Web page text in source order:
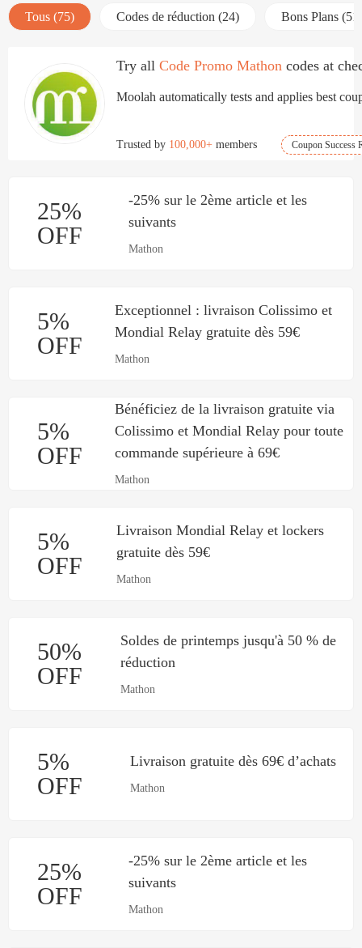
Tous (75) Codes de réduction (24) Bons Plans (51)
Try all Code Promo Mathon codes at
Moolah automatically tests and applies best
Trusted by 100,000+ members Coupon Success
25%
OFF
-25% sur le 2ème article et les
suivants
Mathon
5%
OFF
Exceptionnel : livraison Colissimo et
Mondial Relay gratuite dès 59€
Mathon
5%
OFF
Bénéficiez de la livraison gratuite via
Colissimo et Mondial Relay pour toute
commande supérieure à 69€
Mathon
5%
OFF
Livraison Mondial Relay et lockers
gratuite dès 59€
Mathon
50%
OFF
Soldes de printemps jusqu'à 50 % de
réduction
Mathon
5%
OFF
Livraison gratuite dès 69€ d’achats
Mathon
25%
OFF
-25% sur le 2ème article et les
suivants
Mathon